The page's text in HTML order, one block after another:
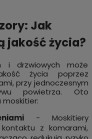
Jak
jakość życia?
i drzwiowych może
życia poprzez
przy jednoczesnym
powietrza. Oto
- Moskitiery
z komarami,